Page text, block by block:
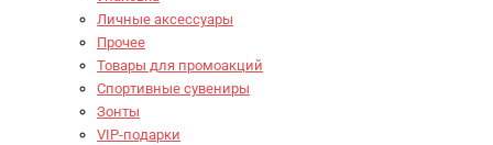
Личные аксессуары
Прочее
Товары для промоакций
Спортивные сувениры
Зонты
VIP-подарки